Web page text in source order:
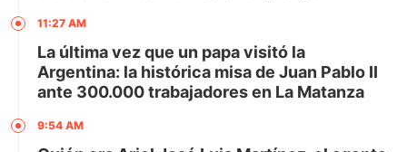
11:27 AM
La última vez que un papa visitó la
Argentina: la histórica misa de Juan Pablo II
ante 300.000 trabajadores en La Matanza
9:54 AM